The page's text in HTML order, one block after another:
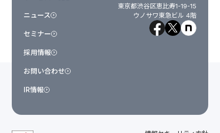
東京都渋谷区恵比寿1-19-15
ウノサワ東急ビル 4階
ニュース
セミナー
採用情報
お問い合わせ
IR情報